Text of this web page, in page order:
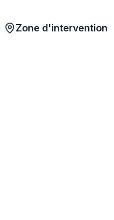
Zone d'intervention